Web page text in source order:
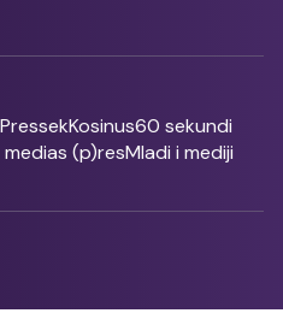
PressekKosinus60 sekundi
medias (p)resMladi i mediji